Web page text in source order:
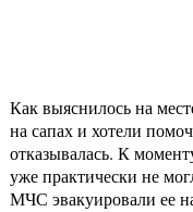
Как выяснилось на
на сапах и хотели
отказывалась. К
уже практически не
МЧС эвакуировали ее